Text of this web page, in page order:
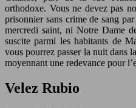
orthodoxe. Vous ne devez pas
prisonnier sans crime de sang
mercredi saint, ni Notre Dame
suscite parmi les habitants de
vous pourrez passer la nuit dans
moyennant une redevance pour
Velez Rubio